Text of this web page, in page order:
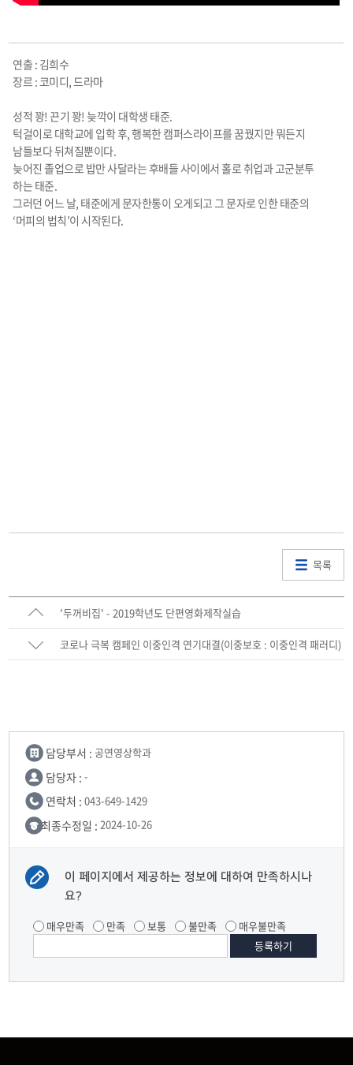
연출 : 김희수
장르 : 코미디, 드라마
성적 꽝! 끈기 꽝! 늦깍이 대학생 태준.
턱걸이로 대학교에 입학 후, 행복한 캠퍼스라이프를 꿈꿨지만 뭐든지
남들보다 뒤쳐질뿐이다.
늦어진 졸업으로 밥만 사달라는 후배들 사이에서 홀로 취업과 고군분투
하는 태준.
그러던 어느 날, 태준에게 문자한통이 오게되고 그 문자로 인한 태준의
‘머피의 법칙’이 시작된다.
목록
'두꺼비집' - 2019학년도 단편영화제작실습
코로나 극복 캠페인 이중인격 연기대결(이중보호 : 이중인격 패러디)
담당부서 : 공연영상학과
담당자 : -
연락처 : 043-649-1429
최종수정일 : 2024-10-26
이 페이지에서 제공하는 정보에 대하여 만족하시나
요?
매우만족 만족 보통 불만족 매우불만족